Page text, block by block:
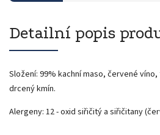
Detailní popis
Složení: 99% kachní maso, červené
drcený kmín.
Alergeny: 12 - oxid siřičitý a siřičitany